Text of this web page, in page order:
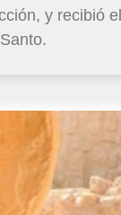
y recibió